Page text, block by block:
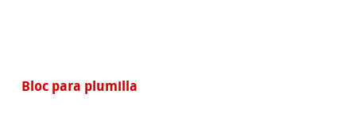
Bloc para plumilla